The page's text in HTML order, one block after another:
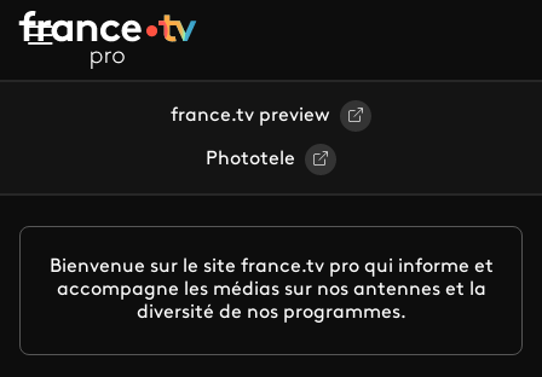
Aller au contenu principal
france.tv preview
Phototele
Bienvenue sur le site france.tv pro qui informe et
accompagne les médias sur nos antennes et la
diversité de nos programmes.